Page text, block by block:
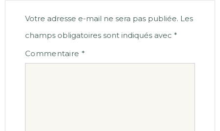
Votre adresse e-mail ne sera pas publiée. Les
champs obligatoires sont indiqués avec *
Commentaire *